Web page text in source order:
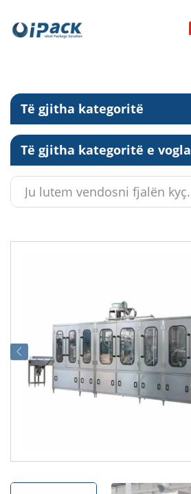
Të gjitha kategoritë
Të gjitha kategoritë e vogla